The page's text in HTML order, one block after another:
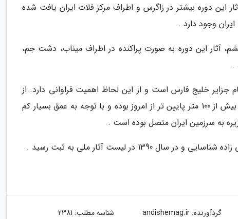
این دوره بیشتر در زاگرس و اطراف مرکز فلات ایران یافت شده
وجود دارد .
آثار این دوره به صورت پراکنده در اطراف میناب، دشت جم،
.
خلیج فارس است و از این لحاظ اهمیت فراوانی دارد. از
آنجا که در عصر یخبندان سطح دریاهای آزاد در دوره هایی بیش از 100 متر پایین تر از امروز بوده و با توجه به عمق بسیار کم
به سرزمین ایران متصل بوده است .
گردآورنده:andishemag.ir شناسه مطلب: 2381